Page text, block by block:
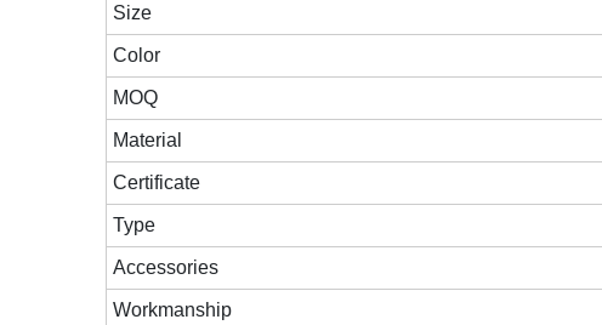
Size
Color
MOQ
Material
Certificate
Type
Accessories
Workmanship